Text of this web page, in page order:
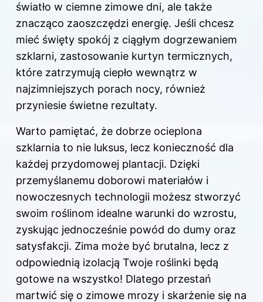
światło w ciemne zimowe dni, ale także
znacząco zaoszczędzi energię. Jeśli chcesz
mieć święty spokój z ciągłym dogrzewaniem
szklarni, zastosowanie kurtyn termicznych,
które zatrzymują ciepło wewnątrz w
najzimniejszych porach nocy, również
przyniesie świetne rezultaty.
Warto pamiętać, że dobrze ocieplona
szklarnia to nie luksus, lecz konieczność dla
każdej przydomowej plantacji. Dzięki
przemyślanemu doborowi materiałów i
nowoczesnych technologii możesz stworzyć
swoim roślinom idealne warunki do wzrostu,
zyskując jednocześnie powód do dumy oraz
satysfakcji. Zima może być brutalna, lecz z
odpowiednią izolacją Twoje roślinki będą
gotowe na wszystko! Dlatego przestań
martwić się o zimowe mrozy i skarżenie się na